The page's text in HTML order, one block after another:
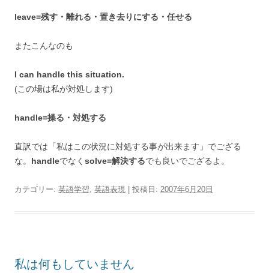
leave=残す・離れる・置き去りにする・任せる
またこんなのも
I can handle this situation.
(この場は私が対処します)
handle=操る・対処する
直訳では「私はこの状況に対処する事が出来ます」でござる
な。 handleでなく solve=解決するでも良いでござるよ。
カテゴリー: 英語学習, 英語表現 | 投稿日: 2007年6月20日
私は何もしていません